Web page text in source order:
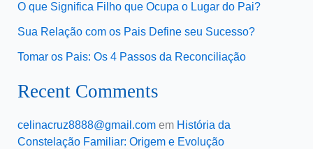
O que Significa Filho que Ocupa o Lugar do Pai?
Sua Relação com os Pais Define seu Sucesso?
Tomar os Pais: Os 4 Passos da Reconciliação
Recent Comments
celinacruz8888@gmail.comem História da
Constelação Familiar: Origem e Evolução